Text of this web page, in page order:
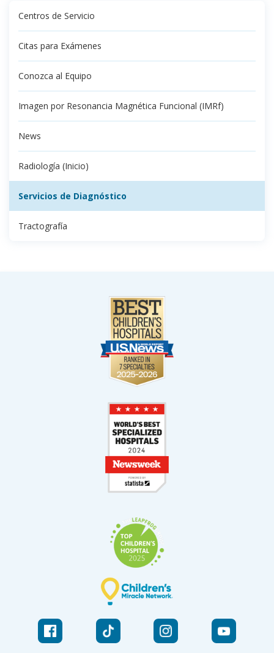
Centros de Servicio
Citas para Exámenes
Conozca al Equipo
Imagen por Resonancia Magnética Funcional (IMRf)
News
Radiología (Inicio)
Servicios de Diagnóstico
Tractografía